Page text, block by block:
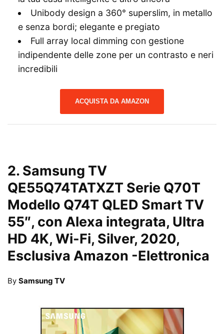
Unibody design a 360° superslim, in metallo
e senza bordi; elegante e pregiato
Full array local dimming con gestione
indipendente delle zone per un contrasto e neri
incredibili
ACQUISTA DA AMAZON
2. Samsung TV
QE55Q74TATXZT Serie Q70T
Modello Q74T QLED Smart TV
55″, con Alexa integrata, Ultra
HD 4K, Wi-Fi, Silver, 2020,
Esclusiva Amazon -Elettronica
By Samsung TV